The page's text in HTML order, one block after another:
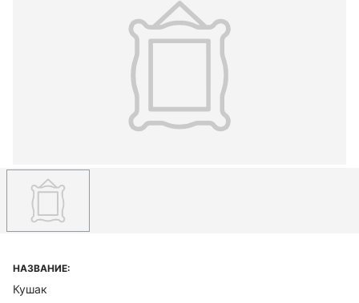
НАЗВАНИЕ:
Кушак